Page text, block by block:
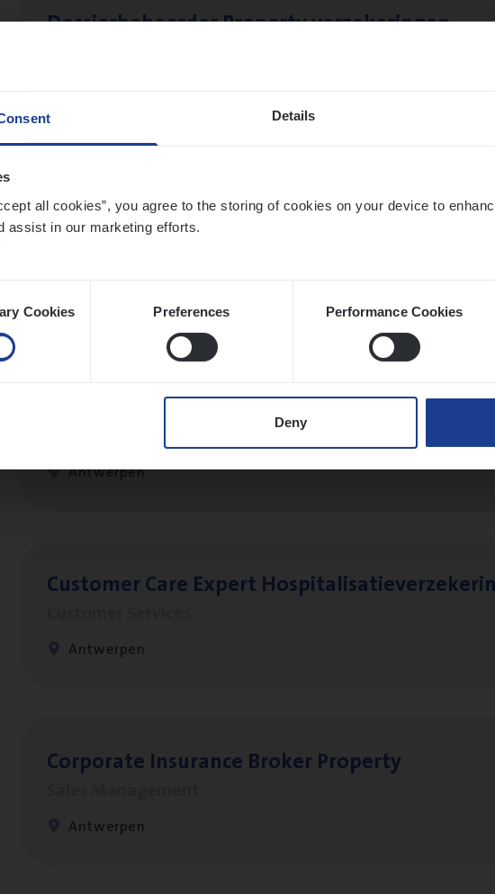
Details
all cookies”, you agree to the storing of cookies on your device to
assist in our marketing efforts.
Cookies Preferences Performance Cookies
Deny
Dos­sier­be­heer­der Pro­per­ty verzekeringen
Dos­sier­be­heer­der Onder­ne­min­gen Van­b­re­da
mans — Mechelen
Dos­sier­be­heer­der Gewaar­borgd Inkomen
Antwerpen
Cus­to­mer Care Expert
Antwerpen
Cor­po­ra­te Insu­ran­ce Bro­ker Property
Antwerpen